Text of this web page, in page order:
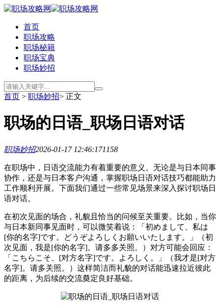
首页
职场攻略
职场秘籍
职场宝典
职场妙招
首页 > 职场妙招> 正文
职场的日语_职场日语对话
职场妙招2026-01-17 12:46:171158
在职场中，日语交流能力有着重要的意义。无论是与日本同事
协作，还是与日本客户沟通，掌握职场日语对话技巧都能助力
工作顺利开展。下面我们通过一些常见场景来深入探讨职场日
语对话。
在初次见面的场合，礼貌且恰当的问候至关重要。比如，当你
与日本新同事见面时，可以微笑着说：「初めまして、私は
[你的名字]です。どうぞよろしくお願いいたします。」（初
次见面，我是[你的名字]。请多多关照。）对方可能会回应：
「こちらこそ、[对方名字]です。よろしく。」（我才是[对方
名字]。请多关照。）这样简洁而礼貌的对话能迅速拉近彼此
的距离，为后续的交流奠定良好基础。